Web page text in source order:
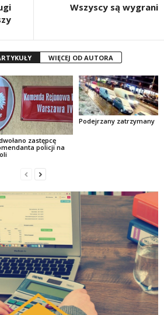
Wszyscy są wygrani
WIĘCEJ OD AUTORA
zastępcę
policji na
Podejrzany zatrzymany